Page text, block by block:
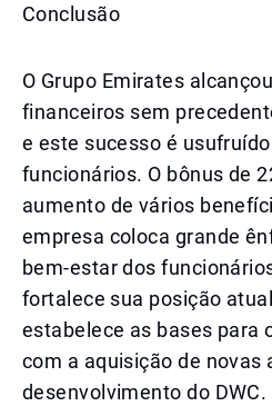
Conclusão
O Grupo Emirates
financeiros sem
e este sucesso é
funcionários. O bônus de
aumento de vários
empresa coloca grande
bem-estar dos
fortalece sua posição
estabelece as bases para
com a aquisição de novas
desenvolvimento do DWC.